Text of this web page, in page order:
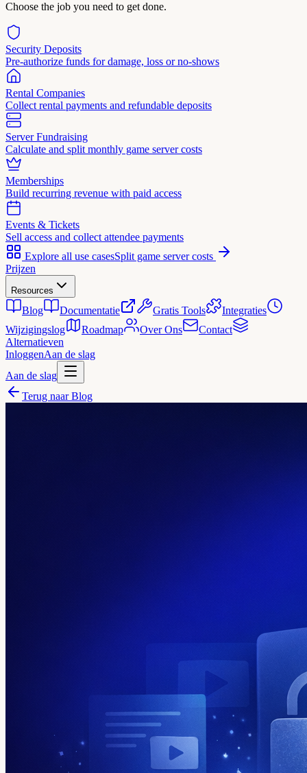
Choose the job you need to get done.
Security Deposits
Pre-authorize funds for damage, loss or no-shows
Rental Companies
Collect rental payments and refundable deposits
Server Fundraising
Calculate and split monthly game server costs
Memberships
Build recurring revenue with paid access
Events & Tickets
Sell access and collect attendee payments
Explore all use casesSplit game server costs
Prijzen
Resources
Blog Documentatie Gratis Tools
Integraties
Wijzigingslog
Roadmap Over Ons
Contact
Alternatieven
InloggenAan de slag
Aan de slag
Terug naar Blog